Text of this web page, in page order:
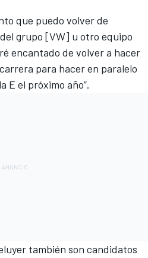
que puedo volver de
grupo [VW] u otro equipo
encantado de volver a hacer
para hacer en paralelo
E el próximo año”.
también son candidatos